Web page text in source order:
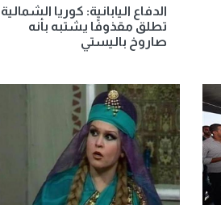
الدفاع اليابانية: كوريا الشمالية
تطلق مقذوفًا يشتبه بأنه
صاروخ باليستي